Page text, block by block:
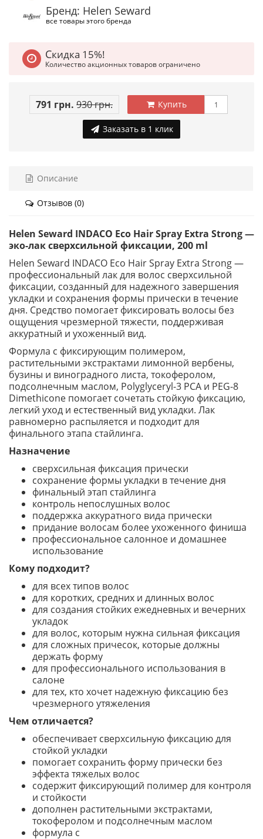
Бренд: Helen Seward
все товары этого бренда
Скидка 15%!
Количество акционных товаров ограничено
791 грн. 930 грн. Купить
Заказать в 1 клик
Описание
Отзывов (0)
Helen Seward INDACO Eco Hair Spray Extra Strong —
эко-лак сверхсильной фиксации, 200 ml
Helen Seward INDACO Eco Hair Spray Extra Strong —
профессиональный лак для волос сверхсильной
фиксации, созданный для надежного завершения
укладки и сохранения формы прически в течение
дня. Средство помогает фиксировать волосы без
ощущения чрезмерной тяжести, поддерживая
аккуратный и ухоженный вид.
Формула с фиксирующим полимером,
растительными экстрактами лимонной вербены,
бузины и виноградного листа, токоферолом,
подсолнечным маслом, Polyglyceryl-3 PCA и PEG-8
Dimethicone помогает сочетать стойкую фиксацию,
легкий уход и естественный вид укладки. Лак
равномерно распыляется и подходит для
финального этапа стайлинга.
Назначение
сверхсильная фиксация прически
сохранение формы укладки в течение дня
финальный этап стайлинга
контроль непослушных волос
поддержка аккуратного вида прически
придание волосам более ухоженного финиша
профессиональное салонное и домашнее
использование
Кому подходит?
для всех типов волос
для коротких, средних и длинных волос
для создания стойких ежедневных и вечерних
укладок
для волос, которым нужна сильная фиксация
для сложных причесок, которые должны
держать форму
для профессионального использования в
салоне
для тех, кто хочет надежную фиксацию без
чрезмерного утяжеления
Чем отличается?
обеспечивает сверхсильную фиксацию для
стойкой укладки
помогает сохранить форму прически без
эффекта тяжелых волос
содержит фиксирующий полимер для контроля
и стойкости
дополнен растительными экстрактами,
токоферолом и подсолнечным маслом
формула с